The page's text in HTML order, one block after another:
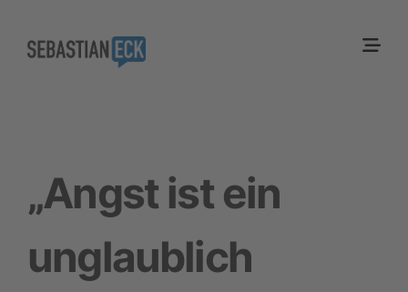
„Angst ist ein
unglaublich